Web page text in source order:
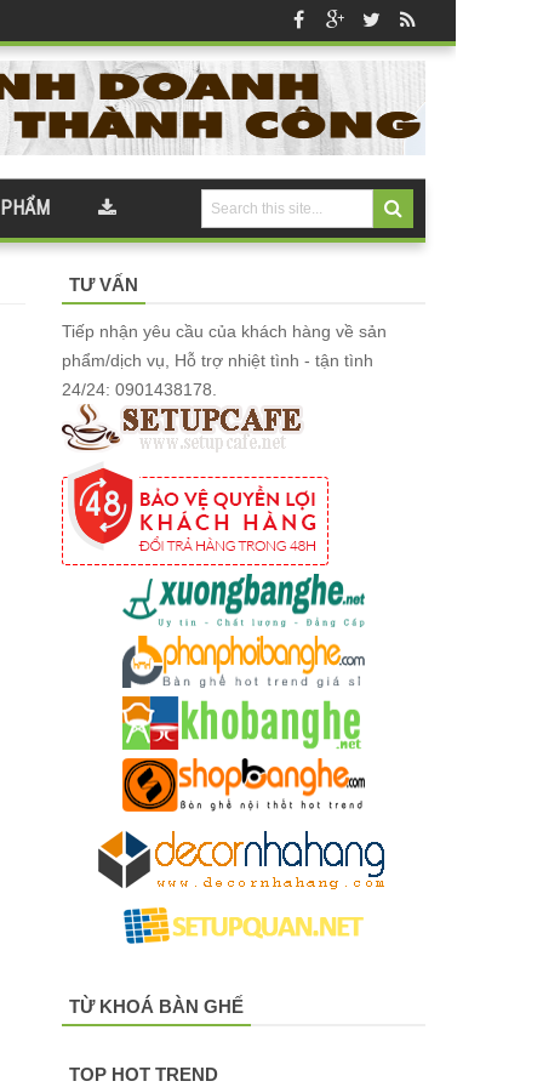
TƯ VẤN
Tiếp nhận yêu cầu của khách hàng về sản
phẩm/dịch vụ, Hỗ trợ nhiệt tình - tận tình
24/24: 0901438178.
TỪ KHOÁ BÀN GHẾ
TOP HOT TREND